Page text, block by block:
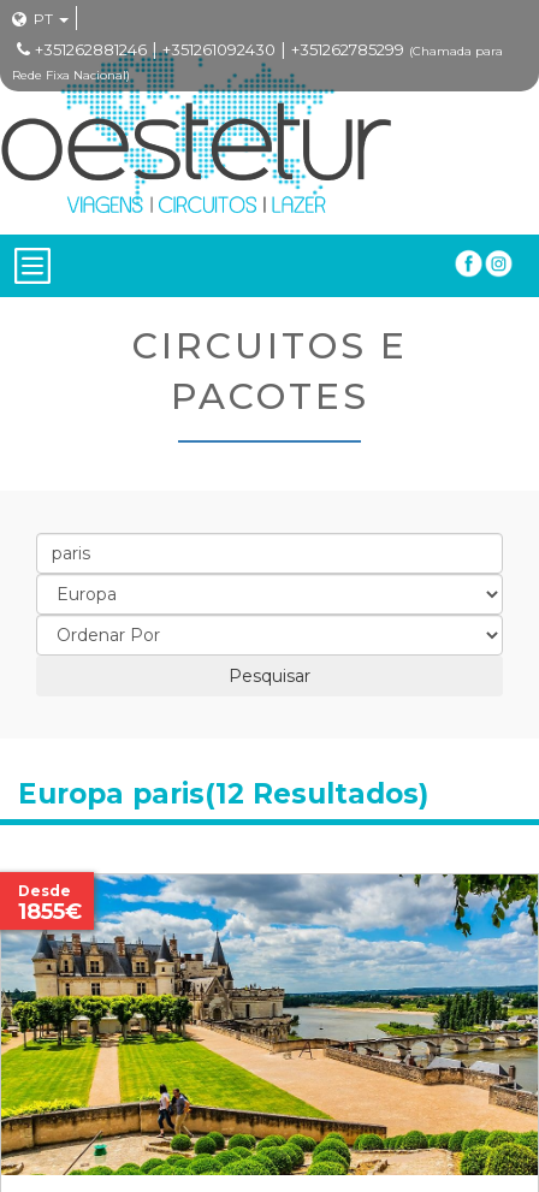
PT
+351262881246 |+351261092430 | +351262785299 (Chamada para
Rede Fixa Nacional)
CIRCUITOS E
PACOTES
Europa paris(12 Resultados)
Desde
1855€